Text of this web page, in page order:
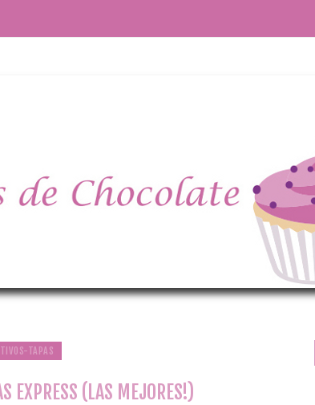
TAPAS
EXPRESS (LAS MEJORES!)